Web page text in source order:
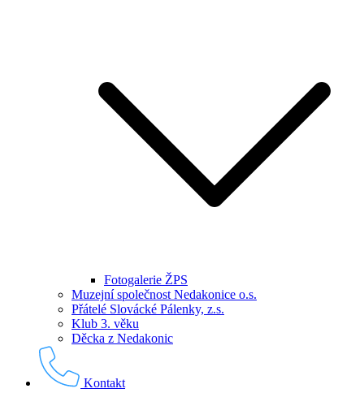
Fotogalerie ŽPS
Muzejní společnost Nedakonice o.s.
Přátelé Slovácké Pálenky, z.s.
Klub 3. věku
Děcka z Nedakonic
Kontakt